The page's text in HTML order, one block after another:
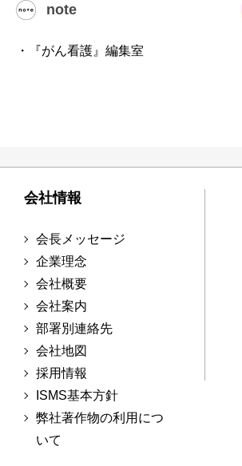
note
・『がん看護』編集室
会社情報
会長メッセージ
企業理念
会社概要
会社案内
部署別連絡先
会社地図
採用情報
ISMS基本方針
弊社著作物の利用につ
いて